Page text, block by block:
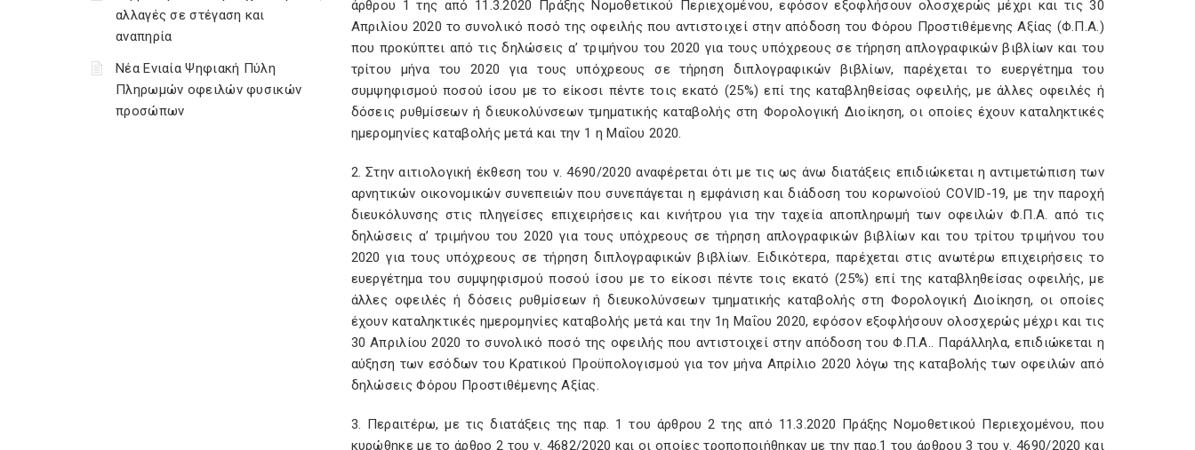
αλλαγές σε στέγαση και
αναπηρία
Νέα Ενιαία Ψηφιακή Πύλη
Πληρωμών οφειλών φυσικών
προσώπων
άρθρου 1 της από 11.3.2020 Πράξης Νομοθετικού Περιεχομένου, εφόσον εξοφλήσουν ολοσχερώς μέχρι και τις 30
Απριλίου 2020 το συνολικό ποσό της οφειλής που αντιστοιχεί στην απόδοση του Φόρου Προστιθέμενης Αξίας (Φ.Π.Α.)
που προκύπτει από τις δηλώσεις α’ τριμήνου του 2020 για τους υπόχρεους σε τήρηση απλογραφικών βιβλίων και του
τρίτου μήνα του 2020 για τους υπόχρεους σε τήρηση διπλογραφικών βιβλίων, παρέχεται το ευεργέτημα του
συμψηφισμού ποσού ίσου με το είκοσι πέντε τοις εκατό (25%) επί της καταβληθείσας οφειλής, με άλλες οφειλές ή
δόσεις ρυθμίσεων ή διευκολύνσεων τμηματικής καταβολής στη Φορολογική Διοίκηση, οι οποίες έχουν καταληκτικές
ημερομηνίες καταβολής μετά και την 1 η Μαΐου 2020.
2. Στην αιτιολογική έκθεση του ν. 4690/2020 αναφέρεται ότι με τις ως άνω διατάξεις επιδιώκεται η αντιμετώπιση των
αρνητικών οικονομικών συνεπειών που συνεπάγεται η εμφάνιση και διάδοση του κορωνοϊού COVID-19, με την παροχή
διευκόλυνσης στις πληγείσες επιχειρήσεις και κινήτρου για την ταχεία αποπληρωμή των οφειλών Φ.Π.Α. από τις
δηλώσεις α’ τριμήνου του 2020 για τους υπόχρεους σε τήρηση απλογραφικών βιβλίων και του τρίτου τριμήνου του
2020 για τους υπόχρεους σε τήρηση διπλογραφικών βιβλίων. Ειδικότερα, παρέχεται στις ανωτέρω επιχειρήσεις το
ευεργέτημα του συμψηφισμού ποσού ίσου με το είκοσι πέντε τοις εκατό (25%) επί της καταβληθείσας οφειλής, με
άλλες οφειλές ή δόσεις ρυθμίσεων ή διευκολύνσεων τμηματικής καταβολής στη Φορολογική Διοίκηση, οι οποίες
έχουν καταληκτικές ημερομηνίες καταβολής μετά και την 1η Μαΐου 2020, εφόσον εξοφλήσουν ολοσχερώς μέχρι και τις
30 Απριλίου 2020 το συνολικό ποσό της οφειλής που αντιστοιχεί στην απόδοση του Φ.Π.Α.. Παράλληλα, επιδιώκεται η
αύξηση των εσόδων του Κρατικού Προϋπολογισμού για τον μήνα Απρίλιο 2020 λόγω της καταβολής των οφειλών από
δηλώσεις Φόρου Προστιθέμενης Αξίας.
3. Περαιτέρω, με τις διατάξεις της παρ. 1 του άρθρου 2 της από 11.3.2020 Πράξης Νομοθετικού Περιεχομένου, που
κυρώθηκε με το άρθρο 2 του ν. 4682/2020 και οι οποίες τροποποιήθηκαν με την παρ.1 του άρθρου 3 του ν. 4690/2020 και